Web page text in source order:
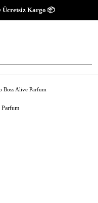
Ücretsiz Kargo 📦
Boss Alive Parfum